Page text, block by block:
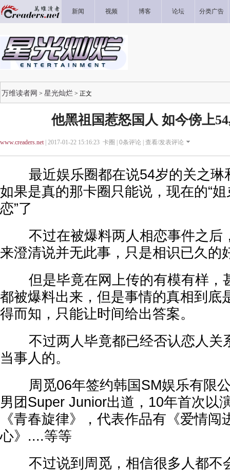
新闻 视频 博客 论坛 分类广告
万维读者网 > 星光灿烂 > 正文
他黑祖国惹怒国人 如今傍上
www.creaders.net| 2017-01-22 15:16:23 卡圈 | 0条评论 | 查看/发表评论
最近娱乐圈都在说54岁的关之琳
如果是真的那卡圈只能说，现在的“姐
恋”了
不过在被爆料两人相恋事件之后
来澄清说并无此事，只是相识已久的
但是毕竟在网上传的有模有样，
都被爆料出来，但是事情的真相到底
得而知，只能让时间给出答案。
不过两人毕竟都已经否认恋人关
当事人的。
周觅06年签约韩国SM娱乐有限公
男团Super Junior出道，10年首次以
《青春旋律》，代表作品有《爱情闯
心》....等等
不过说到周觅，相信很多人都不